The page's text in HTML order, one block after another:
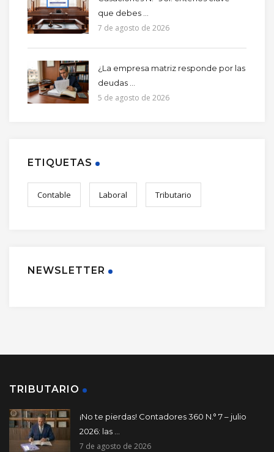
que debes ...
7 de agosto de 2026
¿La empresa matriz responde por las
deudas ...
5 de agosto de 2026
ETIQUETAS
Contable Laboral Tributario
NEWSLETTER
TRIBUTARIO
¡No te pierdas! Contadores 360 N.° 7 – julio
2026: las ...
7 de agosto de 2026